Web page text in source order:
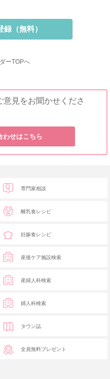
（無料）
ーTOPへ
見をお聞かせくださ
わせはこちら
専門家相談
離乳食レシピ
妊娠食レシピ
産後ケア施設検索
産婦人科検索
婦人科検索
タウン誌
全員無料プレゼント